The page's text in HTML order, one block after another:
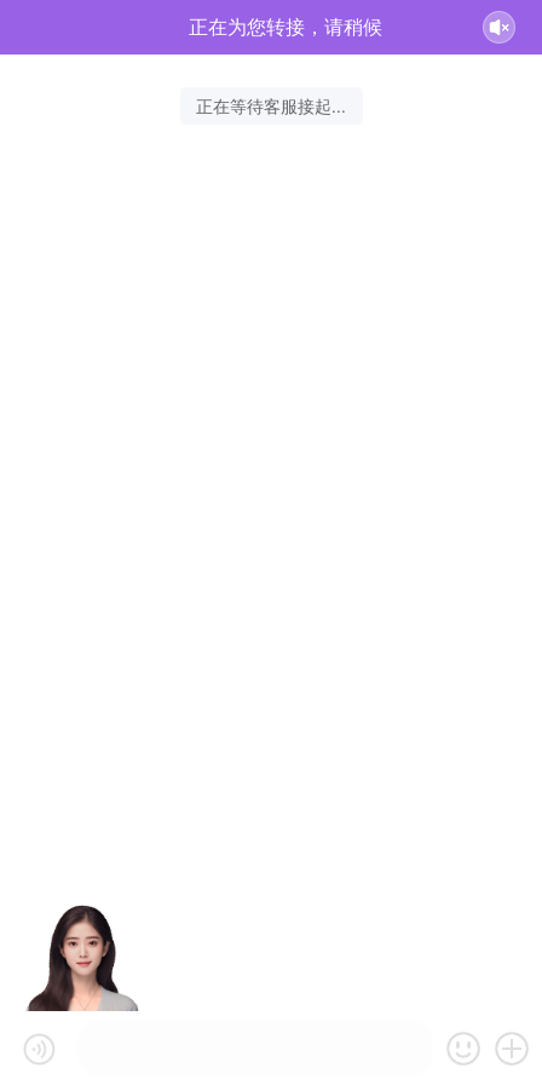
正在为您转接，请稍候
正在等待客服接起...